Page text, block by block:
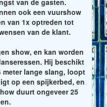
ook een vuurshow
van 1x optreden tot
van de klant.
show, en kan worden
Hij beschikt
lange slang, loopt
op een spijkerbed, en
duurt ongeveer 25